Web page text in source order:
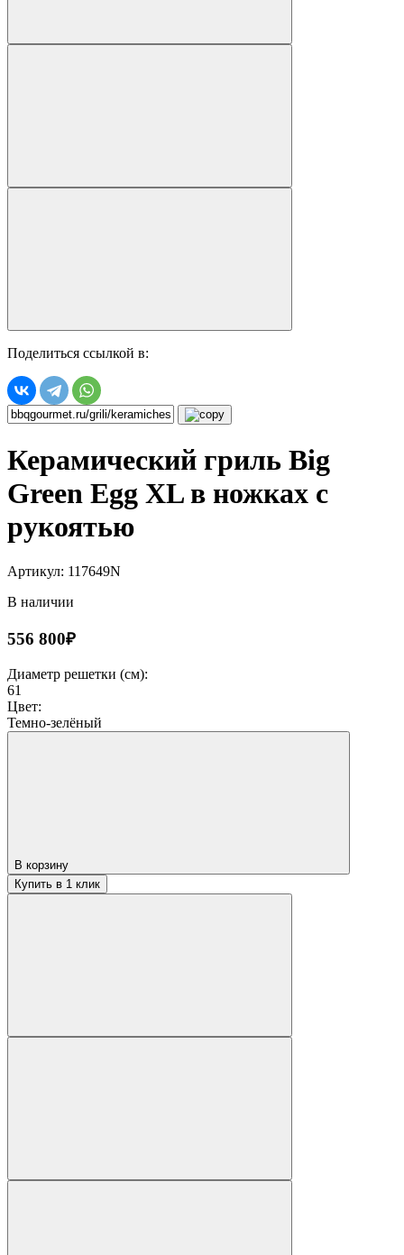
Поделиться ссылкой в:
Керамический гриль Big
Green Egg XL в ножках с
рукоятью
Артикул: 117649N
В наличии
556 800₽
Диаметр решетки (см):
61
Цвет:
Темно-зелёный
В корзину
Купить в 1 клик